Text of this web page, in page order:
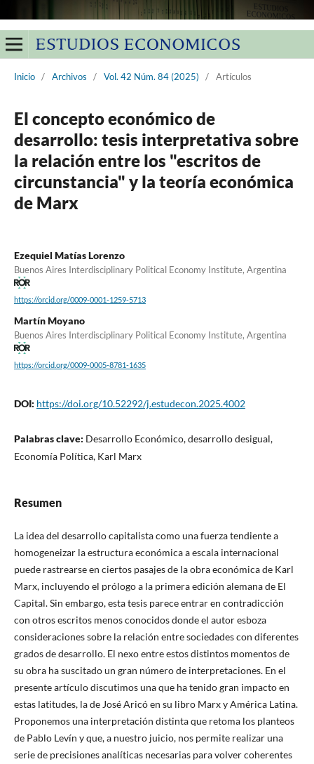
Inicio / Archivos / Vol. 42 Núm. 84 (2025) / Artículos
El concepto económico de
desarrollo: tesis interpretativa sobre
la relación entre los "escritos de
circunstancia" y la teoría económica
de Marx
Ezequiel Matías Lorenzo
Buenos Aires Interdisciplinary Political Economy Institute, Argentina
https://orcid.org/0009-0001-1259-5713
Martín Moyano
Buenos Aires Interdisciplinary Political Economy Institute, Argentina
https://orcid.org/0009-0005-8781-1635
DOI: https://doi.org/10.52292/j.estudecon.2025.4002
Palabras clave: Desarrollo Económico, desarrollo desigual,
Economía Política, Karl Marx
Resumen
La idea del desarrollo capitalista como una fuerza tendiente a
homogeneizar la estructura económica a escala internacional
puede rastrearse en ciertos pasajes de la obra económica de Karl
Marx, incluyendo el prólogo a la primera edición alemana de El
Capital. Sin embargo, esta tesis parece entrar en contradicción
con otros escritos menos conocidos donde el autor esboza
consideraciones sobre la relación entre sociedades con diferentes
grados de desarrollo. El nexo entre estos distintos momentos de
su obra ha suscitado un gran número de interpretaciones. En el
presente artículo discutimos una que ha tenido gran impacto en
estas latitudes, la de José Aricó en su libro Marx y América Latina.
Proponemos una interpretación distinta que retoma los planteos
de Pablo Levín y que, a nuestro juicio, nos permite realizar una
serie de precisiones analíticas necesarias para volver coherentes